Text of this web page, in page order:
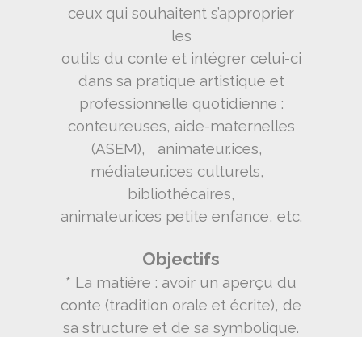
ceux qui souhaitent s’approprier
les
outils du conte et intégrer celui-ci
dans sa pratique artistique et
professionnelle quotidienne :
conteur.euses, aide-maternelles
(ASEM), animateur.ices,
médiateur.ices culturels,
bibliothécaires,
animateur.ices petite enfance, etc.
Objectifs
* La matière : avoir un aperçu du
conte (tradition orale et écrite), de
sa structure et de sa symbolique.